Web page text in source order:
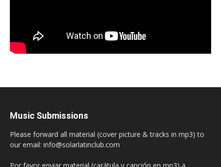
Music Submissions
Please forward all material (cover picture & tracks in mp3) to
our email: info@solarlatinclub.com